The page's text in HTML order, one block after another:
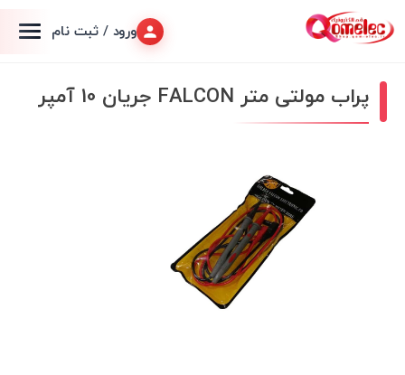
ورود / ثبت نام
پراب مولتی متر FALCON جریان 10 آمپر